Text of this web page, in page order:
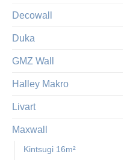
Decowall
Duka
GMZ Wall
Halley Makro
Livart
Maxwall
Kintsugi 16m²